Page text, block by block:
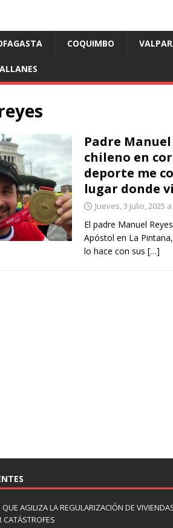
COQUIMBO
Padre
chileno en
deporte me
lugar donde
Jueves, 3 Julio, 2025
El padre Manuel
Apóstol en La
lo hace con sus […]
AGILIZA LA REGULARIZACIÓN DE